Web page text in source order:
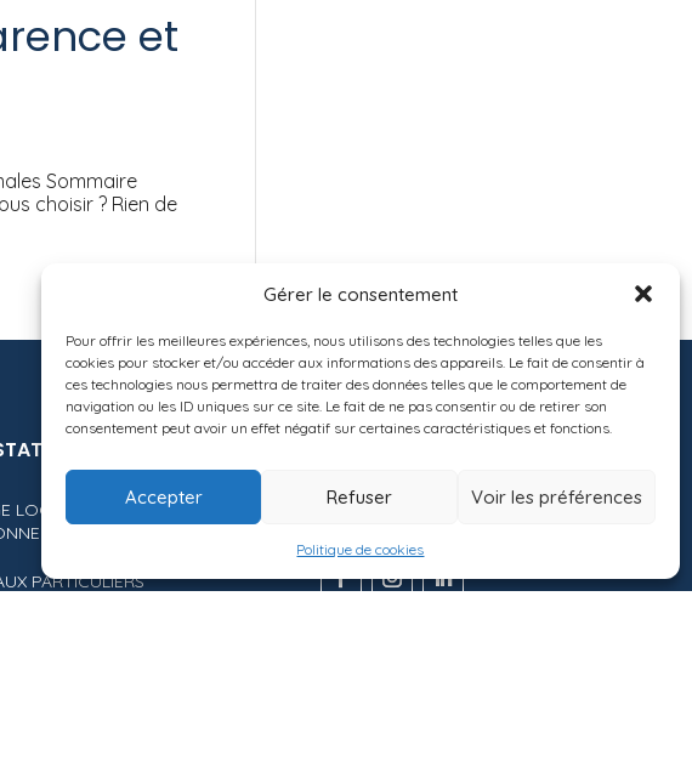
Gérer le consentement
Pour offrir les meilleures expériences, nous utilisons des technologies telles que les
cookies pour stocker et/ou accéder aux informations des appareils. Le fait de consentir à
ces technologies nous permettra de traiter des données telles que le comportement de
navigation ou les ID uniques sur ce site. Le fait de ne pas consentir ou de retirer son
consentement peut avoir un effet négatif sur certaines caractéristiques et fonctions.
Accepter Refuser Voir les préférences
Politique de cookies
et
Sommaire
choisir ? Rien de
LOCAUX
PARTICULIERS